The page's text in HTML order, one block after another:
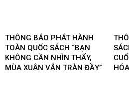
THÔNG BÁO PHÁT HÀNH
TOÀN QUỐC SÁCH “BẠN
KHÔNG CẦN NHÌN THẤY,
MÙA XUÂN VẪN TRÀN ĐẦY”